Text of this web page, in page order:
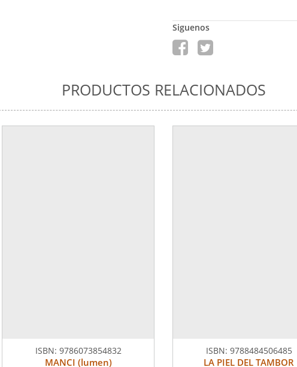
Siguenos
PRODUCTOS RELACIONADOS
ISBN: 9786073854832
MANCI (lumen)
ISBN: 9788484506485
LA PIEL DEL TAMBOR